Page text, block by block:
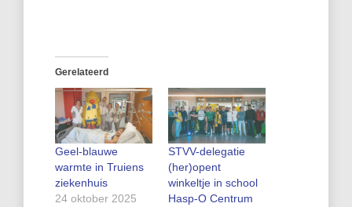
Gerelateerd
Geel-blauwe
warmte in Truiens
ziekenhuis
24 oktober 2025
STVV-delegatie
(her)opent
winkeltje in school
Hasp-O Centrum